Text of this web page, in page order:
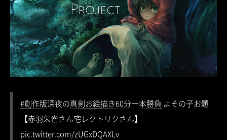
#創作版深夜の真剣お絵描き60分一本勝負 よその子お題
【赤羽朱雀さん宅レクトリクさん】
pic.twitter.com/zUGxDQAXLv